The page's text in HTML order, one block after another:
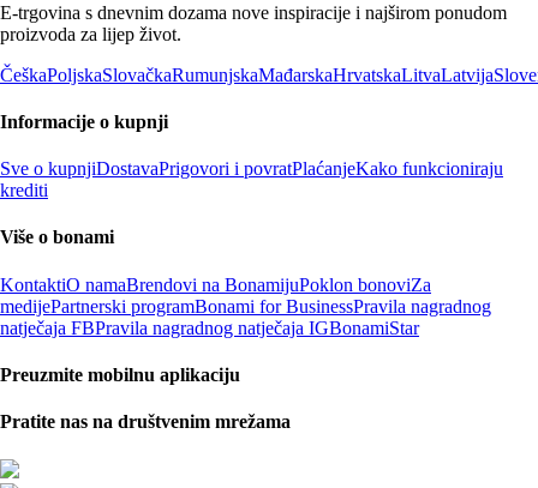
E-trgovina s dnevnim dozama nove inspiracije i najširom ponudom
proizvoda za lijep život.
ČeškaPoljskaSlovačkaRumunjskaMađarskaHrvatskaLitvaLatvija
Informacije o kupnji
Sve o kupnjiDostavaPrigovori i povratPlaćanjeKako funkcioniraju
krediti
Više o bonami
KontaktiO namaBrendovi na BonamijuPoklon bonoviZa
medijePartnerski programBonami for BusinessPravila nagradnog
natječaja FBPravila nagradnog natječaja IGBonamiStar
Preuzmite mobilnu aplikaciju
Pratite nas na društvenim mrežama